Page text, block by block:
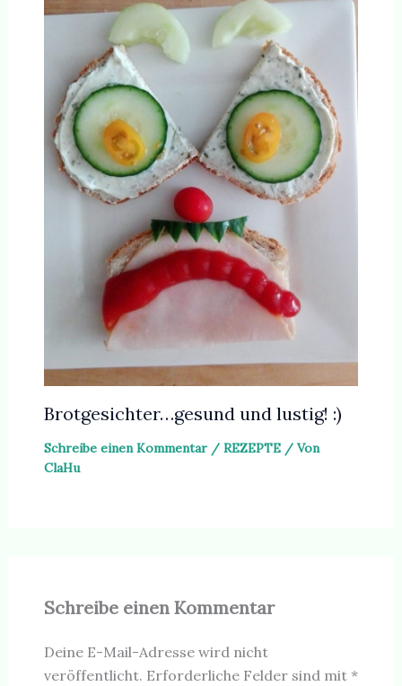
Brotgesichter…gesund und lustig! :)
Schreibe einen Kommentar / REZEPTE/ Von
ClaHu
Schreibe einen Kommentar
Deine E-Mail-Adresse wird nicht
veröffentlicht. Erforderliche Felder sind mit *